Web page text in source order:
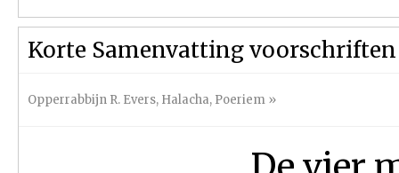
Korte Samenvatting
Opperrabbijn R. Evers, Halacha, Poeriem »